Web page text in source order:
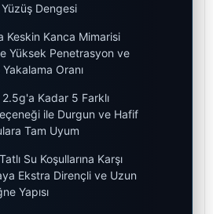
Dengesi
Keskin Kanca Mimarisi
Yüksek Penetrasyon ve
Oranı
Kadar 5 Farklı
ile Durgun ve Hafif
Tam Uyum
Su Koşullarına Karşı
Ekstra Dirençli ve Uzun
Yapısı